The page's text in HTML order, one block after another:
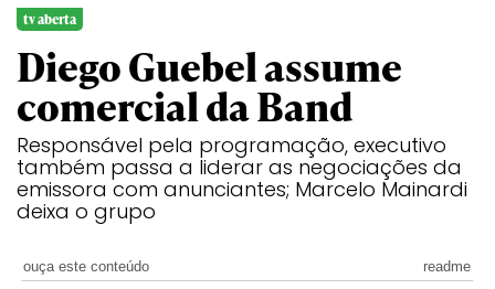
tv aberta
Diego Guebel assume
comercial da Band
Responsável pela programação, executivo
também passa a liderar as negociações da
emissora com anunciantes; Marcelo Mainardi
deixa o grupo
ouça este conteúdo readme